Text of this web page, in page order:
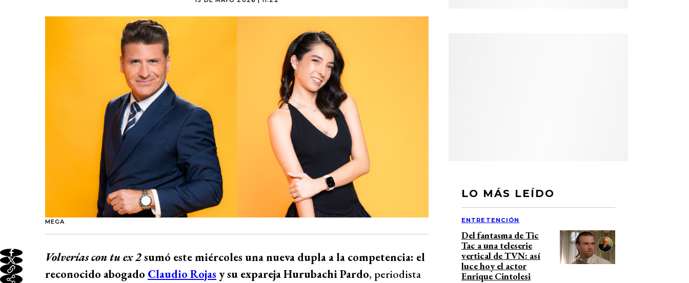
MEGA
Volverías con tu ex 2sumó este miércoles una nueva dupla a la competencia: el
reconocido abogado Claudio Rojas y su expareja Hurubachi Pardo, periodista
LO MÁS LEÍDO
ENTRETENCIÓN
Del fantasma de Tic
Tac a una teleserie
vertical de TVN: así
luce hoy el actor
Enrique Cintolesi